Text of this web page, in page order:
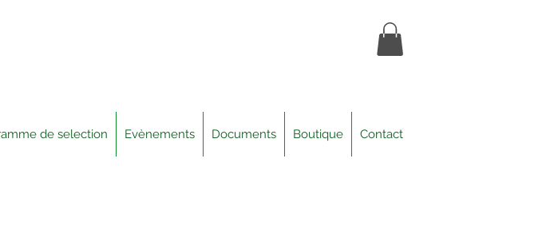
de selection Evènements Documents Boutique Contact